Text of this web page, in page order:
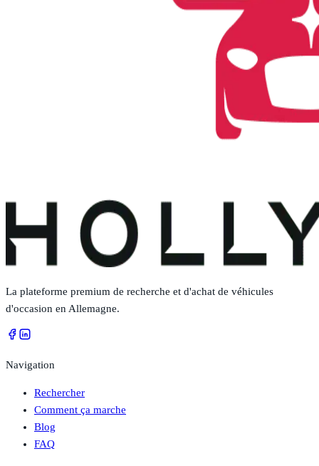
La plateforme premium de recherche et d'achat de véhicules
d'occasion en Allemagne.
Navigation
Rechercher
Comment ça marche
Blog
FAQ